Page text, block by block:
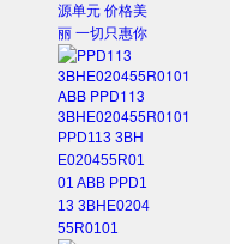
源单元 价格美
丽 一切只惠你
PPD113 3BH
E020455R01
01 ABB PPD1
13 3BHE0204
55R0101